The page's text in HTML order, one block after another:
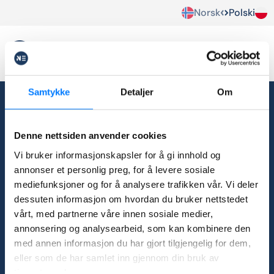
Samtykke Detaljer Om
Denne nettsiden anvender cookies
Vi bruker informasjonskapsler for å gi innhold og
annonser et personlig preg, for å levere sosiale
mediefunksjoner og for å analysere trafikken vår. Vi deler
dessuten informasjon om hvordan du bruker nettstedet
vårt, med partnerne våre innen sosiale medier,
annonsering og analysearbeid, som kan kombinere den
med annen informasjon du har gjort tilgjengelig for dem,
eller som de har samlet inn gjennom din bruk av
Norsk Polski
+48 58 535 93 43
+47 21 60 79 50
Facebook
Grupa na Facebooku
LinkedIn
YouTube
NorEkspert Spółka z ograniczoną
odpowiedzialnością
Ul. Bronisława Dembińskiego 33/B1,